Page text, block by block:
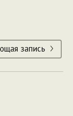
запись